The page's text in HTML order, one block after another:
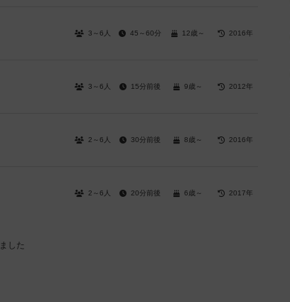
3～6人 45～60分 12歳～ 2016年
3～6人 15分前後 9歳～ 2012年
2～6人 30分前後 8歳～ 2016年
2～6人 20分前後 6歳～ 2017年